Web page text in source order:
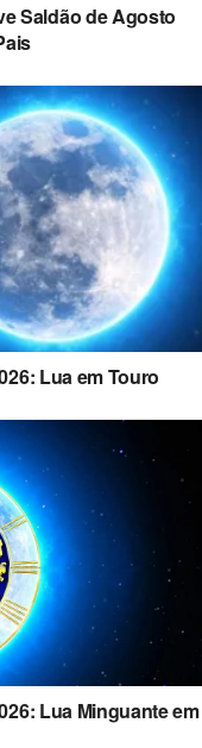
Saldão de Agosto
Lua em Touro
Lua Minguante em